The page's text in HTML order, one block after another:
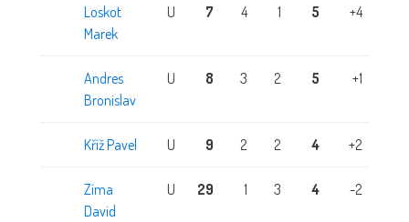
Loskot
Marek
U 7 4 1 5 +4
Andres
Bronislav
U 8 3 2 5 +1
Kříž Pavel U 9 2 2 4 +2
Zíma
David
U 29 1 3 4 -2